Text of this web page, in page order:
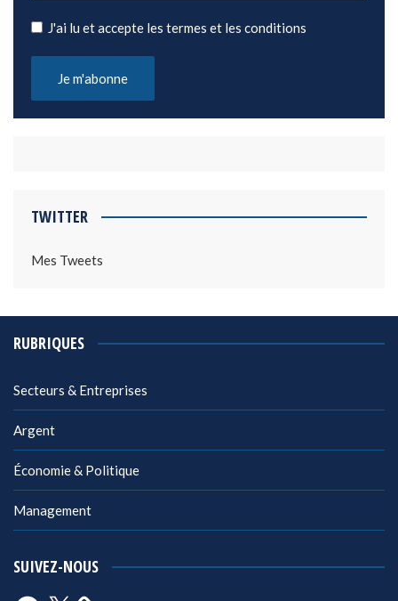
J'ai lu et accepte les termes et les conditions
TWITTER
Mes Tweets
RUBRIQUES
Secteurs & Entreprises
Argent
Économie & Politique
Management
SUIVEZ-NOUS